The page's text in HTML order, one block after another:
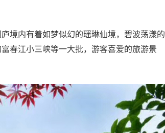
境内有着如梦似幻的瑶琳仙境，碧波荡漾的
春江小三峡等一大批，游客喜爱的旅游景